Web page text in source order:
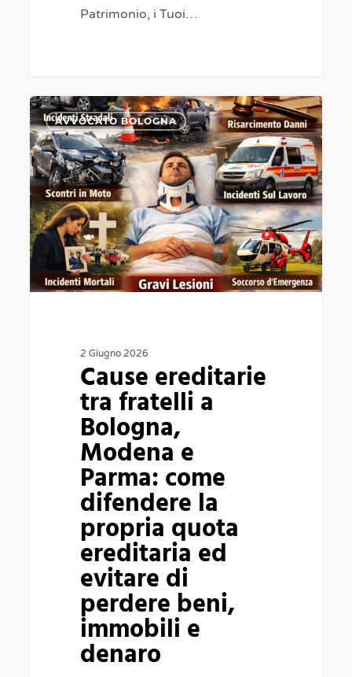
Patrimonio, i Tuoi…
Cause
ereditarie
tra
fratelli
a
Bologna,
Modena
difendere
ereditaria
AVVOCATO BOLOGNA
2 Giugno 2026
Cause ereditarie
tra fratelli a
Bologna,
Modena e
Parma: come
difendere la
propria quota
ereditaria ed
evitare di
perdere beni,
immobili e
denaro
0